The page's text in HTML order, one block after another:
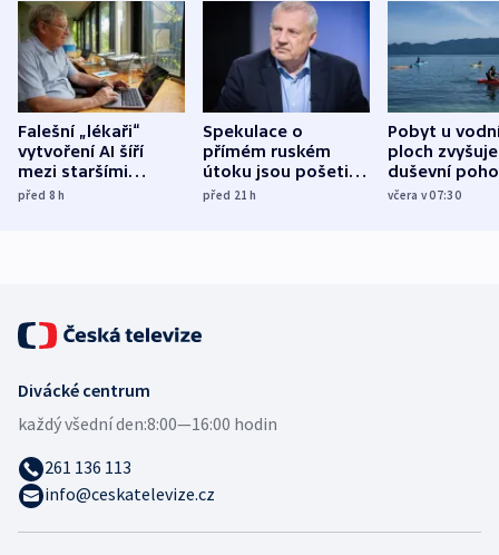
Falešní „lékaři“
vytvoření AI šíří
mezi staršími
Poláky nebezpečné
před 8h
Spekulace o
přímém ruském
útoku jsou pošetilé,
míní estonský
před 21h
Pobyt u
ploch zvyšuje
duševní
ukázala
včera v 07:30
Divácké centrum
každý všední den:8:00—16:00 hodin
261 136 113
info@ceskatelevize.cz